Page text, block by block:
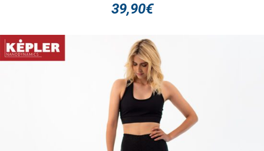
39,90€